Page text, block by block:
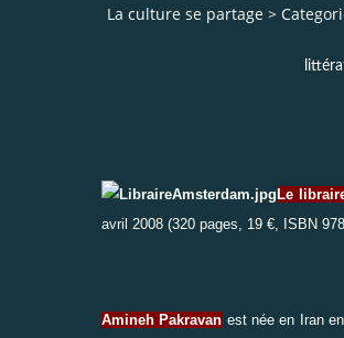
La culture se partage >
Le
avril 2008 (320 pages, 19 €, ISBN
Amineh Pakravan est née en Iran